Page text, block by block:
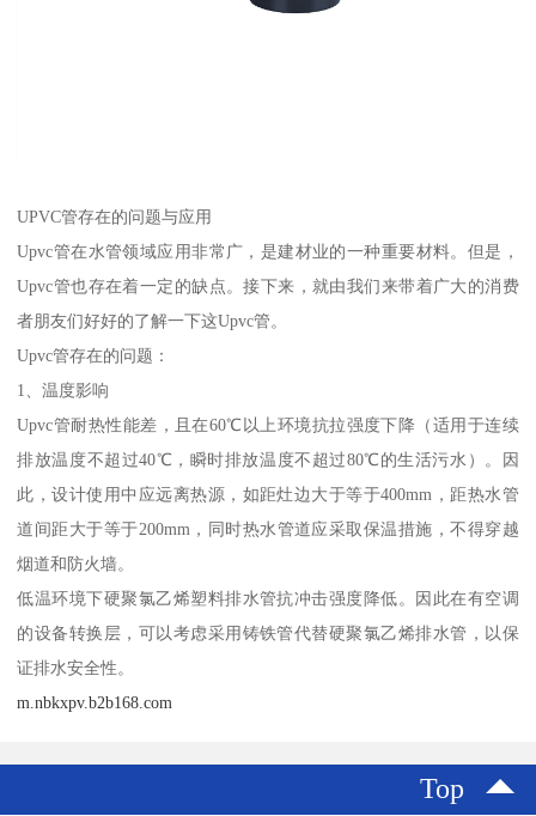
UPVC管存在的问题与应用
Upvc管在水管领域应用非常广，是建材业的一种重要材料。但是，
Upvc管也存在着一定的缺点。接下来，就由我们来带着广大的消费
者朋友们好好的了解一下这Upvc管。
Upvc管存在的问题：
1、温度影响
Upvc管耐热性能差，且在60℃以上环境抗拉强度下降（适用于连续
排放温度不超过40℃，瞬时排放温度不超过80℃的生活污水）。因
此，设计使用中应远离热源，如距灶边大于等于400mm，距热水管
道间距大于等于200mm，同时热水管道应采取保温措施，不得穿越
烟道和防火墙。
低温环境下硬聚氯乙烯塑料排水管抗冲击强度降低。因此在有空调
的设备转换层，可以考虑采用铸铁管代替硬聚氯乙烯排水管，以保
证排水安全性。
m.nbkxpv.b2b168.com
Top